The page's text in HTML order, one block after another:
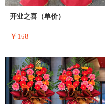
开业之喜（单价）
￥168